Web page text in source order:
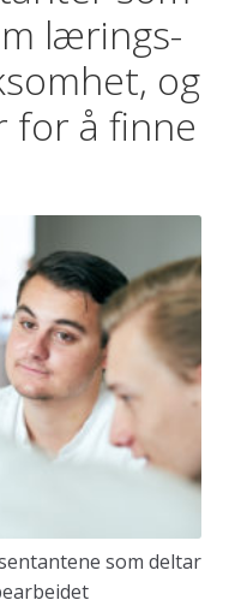
lærings-
og
for å finne
som deltar